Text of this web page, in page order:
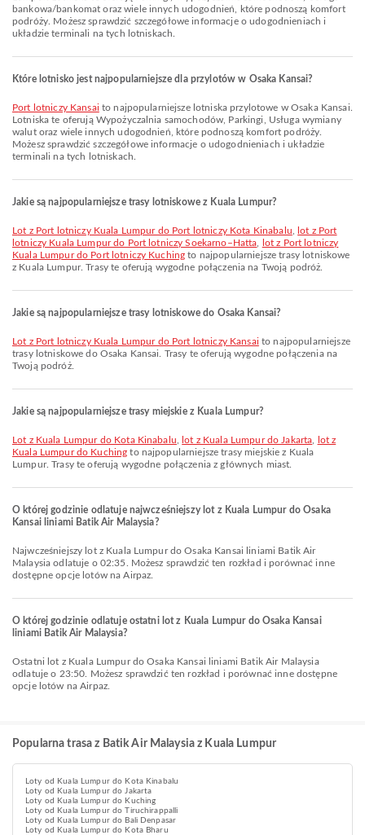
bankowa/bankomat oraz wiele innych udogodnień, które podnoszą komfort
podróży. Możesz sprawdzić szczegółowe informacje o udogodnieniach i
układzie terminali na tych lotniskach.
Które lotnisko jest najpopularniejsze dla przylotów w Osaka Kansai?
Port lotniczy Kansai to najpopularniejsze lotniska przylotowe w Osaka Kansai.
Lotniska te oferują Wypożyczalnia samochodów, Parkingi, Usługa wymiany
walut oraz wiele innych udogodnień, które podnoszą komfort podróży.
Możesz sprawdzić szczegółowe informacje o udogodnieniach i układzie
terminali na tych lotniskach.
Jakie są najpopularniejsze trasy lotniskowe z Kuala Lumpur?
lot z Port lotniczy Kuala Lumpur do Port lotniczy Kota Kinabalu
lot z Port
lotniczy Kuala Lumpur do Port lotniczy Soekarno–Hatta
lot z Port lotniczy
Kuala Lumpur do Port lotniczy Kuching to najpopularniejsze trasy lotniskowe
z Kuala Lumpur. Trasy te oferują wygodne połączenia na Twoją podróż.
Jakie są najpopularniejsze trasy lotniskowe do Osaka Kansai?
lot z Port lotniczy Kuala Lumpur do Port lotniczy Kansai to najpopularniejsze
trasy lotniskowe do Osaka Kansai. Trasy te oferują wygodne połączenia na
Twoją podróż.
Jakie są najpopularniejsze trasy miejskie z Kuala Lumpur?
lot z Kuala Lumpur do Kota Kinabalu lot z Kuala Lumpur do Jakarta
lot z
Kuala Lumpur do Kuching to najpopularniejsze trasy miejskie z Kuala
Lumpur. Trasy te oferują wygodne połączenia z głównych miast.
O której godzinie odlatuje najwcześniejszy lot z Kuala Lumpur do Osaka
Kansai liniami Batik Air Malaysia?
Najwcześniejszy lot z Kuala Lumpur do Osaka Kansai liniami Batik Air
Malaysia odlatuje o 02:35. Możesz sprawdzić ten rozkład i porównać inne
dostępne opcje lotów na Airpaz.
O której godzinie odlatuje ostatni lot z Kuala Lumpur do Osaka Kansai
liniami Batik Air Malaysia?
Ostatni lot z Kuala Lumpur do Osaka Kansai liniami Batik Air Malaysia
odlatuje o 23:50. Możesz sprawdzić ten rozkład i porównać inne dostępne
opcje lotów na Airpaz.
Popularna trasa z Batik Air Malaysia z Kuala Lumpur
Loty od Kuala Lumpur do Kota Kinabalu
Loty od Kuala Lumpur do Jakarta
Loty od Kuala Lumpur do Kuching
Loty od Kuala Lumpur do Tiruchirappalli
Loty od Kuala Lumpur do Bali Denpasar
Loty od Kuala Lumpur do Kota Bharu